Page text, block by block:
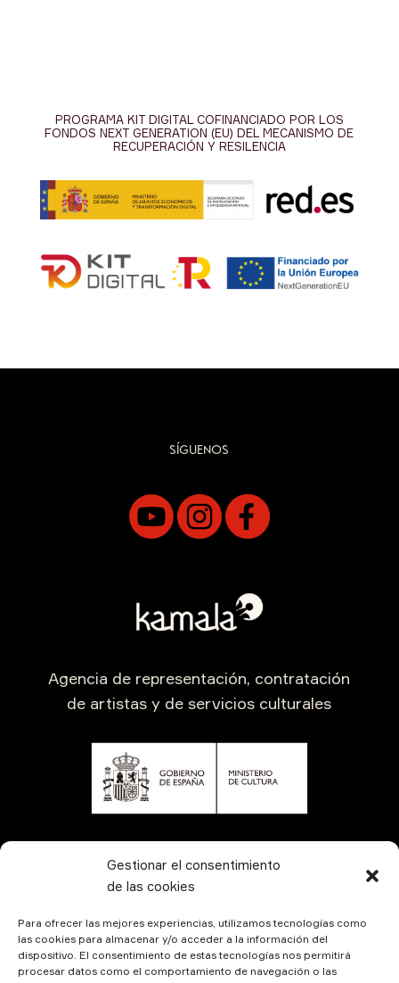
Gestionar el consentimiento
de las cookies
Para ofrecer las mejores experiencias, utilizamos tecnologías como
las cookies para almacenar y/o acceder a la información del
dispositivo. El consentimiento de estas tecnologías nos permitirá
procesar datos como el comportamiento de navegación o las
PROGRAMA KIT DIGITAL COFINANCIADO POR LOS
FONDOS NEXT GENERATION (EU) DEL MECANISMO DE
RECUPERACIÓN Y RESILENCIA
SÍGUENOS
Agencia de representación, contratación
de artistas y de servicios culturales